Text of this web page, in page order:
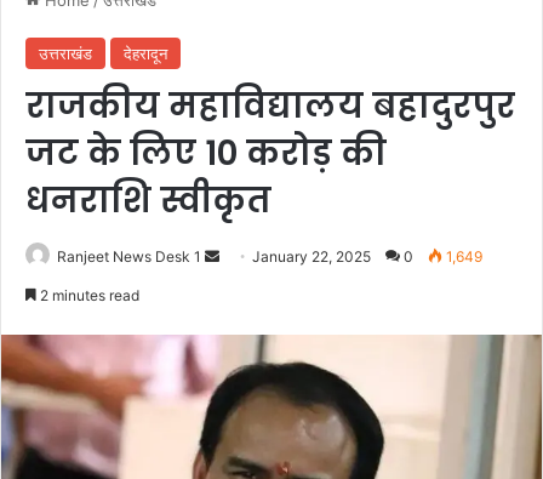
उत्तराखंड देहरादून
राजकीय महाविद्यालय बहादुरपुर
जट के लिए 10 करोड़ की
धनराशि स्वीकृत
Ranjeet News Desk 1
a
e
m
January 22, 2025 0 1,649
2 minutes read